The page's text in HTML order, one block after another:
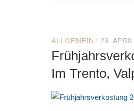
ALLGEMEIN / 23.
Im Trento,